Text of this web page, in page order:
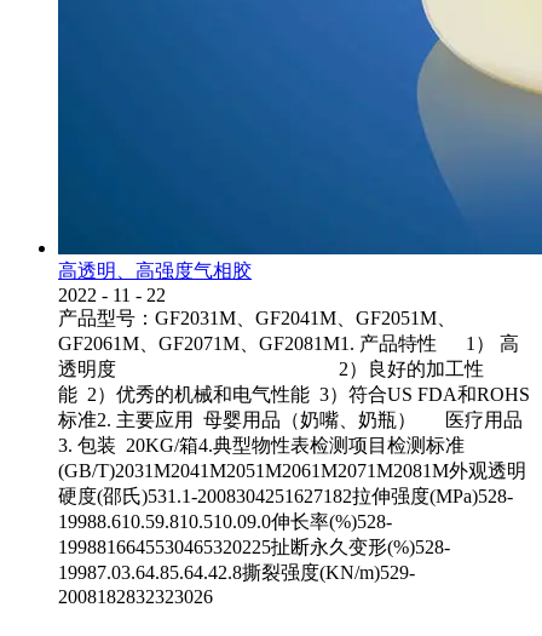
高透明、高强度气相胶
2022 - 11 - 22
产品型号：GF2031M、GF2041M、GF2051M、
GF2061M、GF2071M、GF2081M1. 产品特性 1） 高
透明度 2）良好的加工性
能 2）优秀的机械和电气性能 3）符合US FDA和ROHS
标准2. 主要应用 母婴用品（奶嘴、奶瓶） 医疗用品
3. 包装 20KG/箱4.典型物性表检测项目检测标准
(GB/T)2031M2041M2051M2061M2071M2081M外观透明
硬度(邵氏)531.1-2008304251627182拉伸强度(MPa)528-
19988.610.59.810.510.09.0伸长率(%)528-
1998816645530465320225扯断永久变形(%)528-
19987.03.64.85.64.42.8撕裂强度(KN/m)529-
2008182832323026